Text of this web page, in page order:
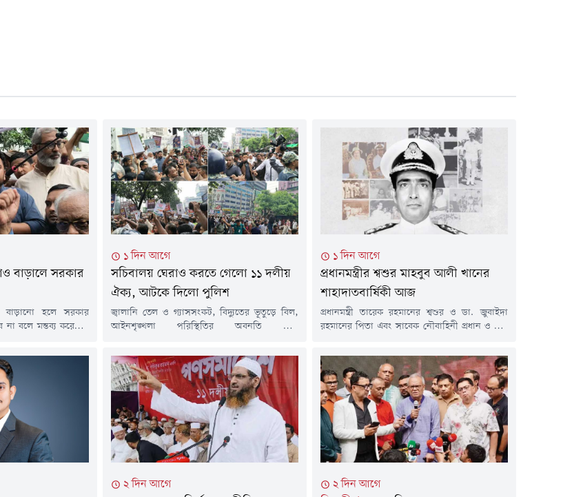
বাড়ালে সরকার
হলে সরকার
বলে মন্তব্য করেছেন
অভিযোগ
করে সরকার দাম
সাথে করা একের
(৬
১ দিন আগে
সচিবালয় ঘেরাও করতে গেলো ১১ দলীয়
ঐক্য, আটকে দিলো পুলিশ
জ্বালানি তেল ও গ্যাসসংকট, বিদ্যুতের ভূতুড়ে বিল,
আইনশৃঙ্খলা পরিস্থিতির অবনতি এবং
প্রতিবাদে সচিবালয় ঘেরাও করতে গিয়ে পুলিশের
বাধার মুখে পড়েছে ১১ দলীয় ঐক্য।বৃহস্পতিবার (৬
আগস্ট) দুপুরে রাজধানীর মুক্তাঙ্গনে অবস্থান কর্মসূচি
শেষ করে বেলা ১২টা ৪০ মিনিটের দিকে নেতাকর্মীরা
সচিবালয়ের উদ্দেশ্যে মিছিল নিয়ে রওয়ানা হন।
সচিবালয়ে ঘেরাও...
১ দিন আগে
প্রধানমন্ত্রীর শ্বশুর মাহবুব আলী খানের
শাহাদাতবার্ষিকী আজ
প্রধানমন্ত্রী তারেক রহমানের শ্বশুর ও ডা. জুবাইদা
রহমানের পিতা এবং সাবেক নৌবাহিনী প্রধান ও মন্ত্রী
শাহাদাতবার্ষিকী আজ। বৃহস্পতিবার (৬ আগস্ট) এ
দিনটি উপলক্ষে সকালে মরহুমের সমাধিতে পুষ্পস্তবক
অর্পণ, রুহের মাগফিরাত কামনায় পবিত্র কুরআন খতম
এবং বিশেষ মোনাজাত অনুষ্ঠিত হবে।নৌ-সদর
দপ্তরের পাশে তিনি চিরনিদ্রায় শায়িত...
২ দিন আগে ২ দিন আগে